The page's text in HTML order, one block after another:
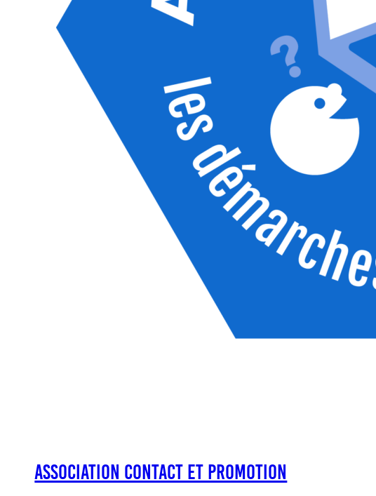
Association Contact et Promotion